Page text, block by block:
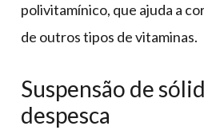
polivitamínico, que ajuda a
de outros tipos de vitaminas.
Suspensão de
despesca